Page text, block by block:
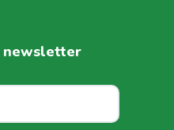
newsletter